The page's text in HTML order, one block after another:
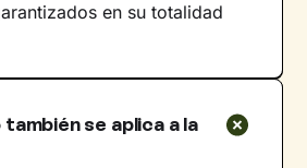
en su totalidad
se aplica a la